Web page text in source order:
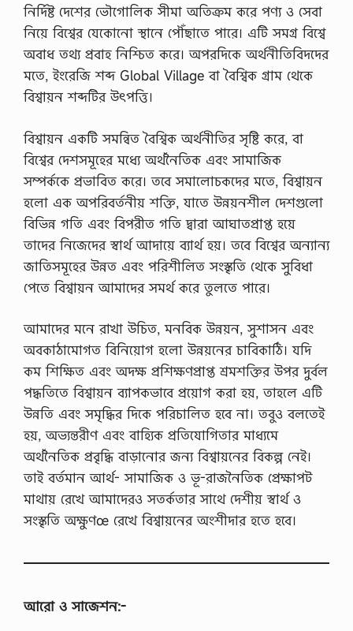
নির্দিষ্ট দেশের ভৌগোলিক সীমা অতিক্রম করে পণ্য ও সেবা
নিয়ে বিশ্বের যেকোনো স্থানে পৌঁছাতে পারে। এটি সমগ্র বিশ্বে
অবাধ তথ্য প্রবাহ নিশ্চিত করে। অপরদিকে অর্থনীতিবিদদের
মতে, ইংরেজি শব্দ Global Village বা বৈশ্বিক গ্রাম থেকে
বিশ্বায়ন শব্দটির উৎপত্তি।
বিশ্বায়ন একটি সমন্বিত বৈশ্বিক অর্থনীতির সৃষ্টি করে, বা
বিশ্বের দেশসমূহের মধ্যে অর্থনৈতিক এবং সামাজিক
সম্পর্ককে প্রভাবিত করে। তবে সমালোচকদের মতে, বিশ্বায়ন
হলো এক অপরিবর্তনীয় শক্তি, যাতে উন্নয়নশীল দেশগুলো
বিভিন্ন গতি এবং বিপরীত গতি দ্বারা আঘাতপ্রাপ্ত হয়ে
তাদের নিজেদের স্বার্থ আদায়ে ব্যার্থ হয়। তবে বিশ্বের অন্যান্য
জাতিসমূহের উন্নত এবং পরিশীলিত সংস্কৃতি থেকে সুবিধা
পেতে বিশ্বায়ন আমাদের সমর্থ করে তুলতে পারে।
আমাদের মনে রাখা উচিত, মনবিক উন্নয়ন, সুশাসন এবং
অবকাঠামোগত বিনিয়োগ হলো উন্নয়নের চাবিকাঠি। যদি
কম শিক্ষিত এবং অদক্ষ প্রশিক্ষণপ্রাপ্ত শ্রমশক্তির উপর দুর্বল
পদ্ধতিতে বিশ্বায়ন ব্যাপকভাবে প্রয়োগ করা হয়, তাহলে এটি
উন্নতি এবং সমৃদ্ধির দিকে পরিচালিত হবে না। তবুও বলতেই
হয়, অভ্যন্তরীণ এবং বাহ্যিক প্রতিযোগিতার মাধ্যমে
অর্থনৈতিক প্রবৃদ্ধি বাড়ানোর জন্য বিশ্বায়নের বিকল্প নেই।
তাই বর্তমান আর্থ- সামাজিক ও ভূ-রাজনৈতিক প্রেক্ষাপট
মাথায় রেখে আমাদেরও সতর্কতার সাথে দেশীয় স্বার্থ ও
সংস্কৃতি অক্ষুণœ রেখে বিশ্বায়নের অংশীদার হতে হবে।
আরো ও সাজেশন:-